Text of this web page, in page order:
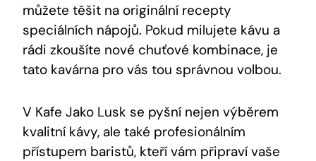
můžete těšit‌ na originální recepty
speciálních nápojů. Pokud milujete⁤ kávu a
⁢rádi ⁣zkoušíte nové chuťové ​kombinace, je
tato kavárna pro⁤ vás ​tou správnou ​volbou.
V Kafe Jako Lusk se ⁣pyšní nejen výběrem
kvalitní kávy, ale také profesionálním
přístupem‍ baristů, kteří vám připraví vaše